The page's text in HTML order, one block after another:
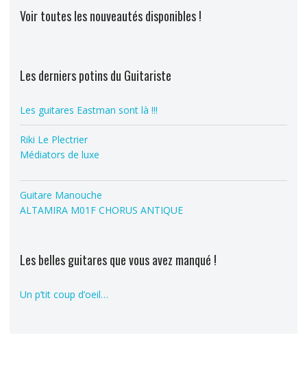
Voir toutes les nouveautés disponibles !
Les derniers potins du Guitariste
Les guitares Eastman sont là !!!
Riki Le Plectrier
Médiators de luxe
Guitare Manouche
ALTAMIRA M01F CHORUS ANTIQUE
Les belles guitares que vous avez manqué !
Un p’tit coup d’oeil…